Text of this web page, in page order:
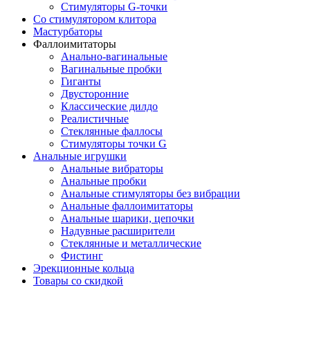
Стимуляторы G-точки
Со стимулятором клитора
Мастурбаторы
Фаллоимитаторы
Анально-вагинальные
Вагинальные пробки
Гиганты
Двусторонние
Классические дилдо
Реалистичные
Стеклянные фаллосы
Стимуляторы точки G
Анальные игрушки
Анальные вибраторы
Анальные пробки
Анальные стимуляторы без вибрации
Анальные фаллоимитаторы
Анальные шарики, цепочки
Надувные расширители
Стеклянные и металлические
Фистинг
Эрекционные кольца
Товары со скидкой